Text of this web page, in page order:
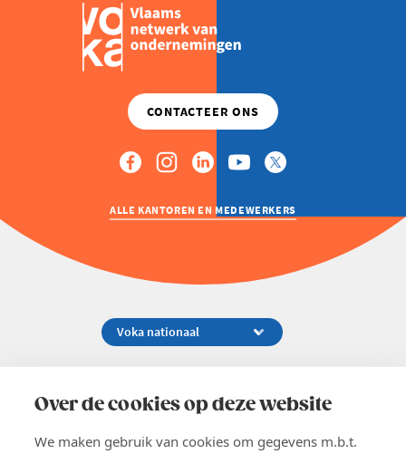
Over de cookies op deze website
We maken gebruik van cookies om gegevens m.b.t.
ALLE KANTOREN EN MEDEWERKERS
02 229 81 11